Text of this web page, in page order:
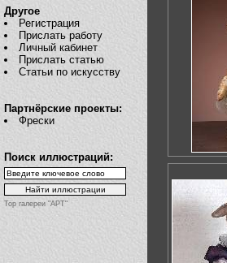
Другое
Регистрация
Прислать работу
Личный кабинет
Прислать статью
Статьи по искусству
Партнёрские проекты:
Фрески
Поиск иллюстраций:
Top галереи "АРТ"